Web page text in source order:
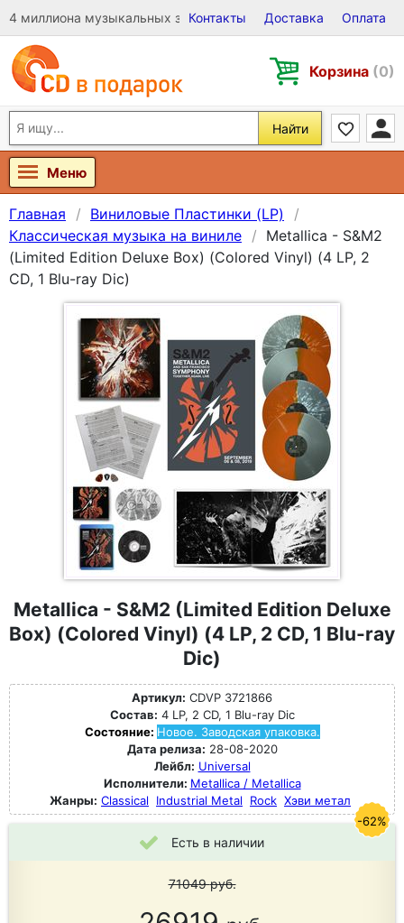
4 миллиона музыкальных записей на Виниле, CD и DVD
Контакты Доставка Оплата
Корзина (0)
Найти
Меню
Главная
Виниловые Пластинки (LP)
Классическая музыка на виниле
Metallica - S&M2
(Limited Edition Deluxe Box) (Colored Vinyl) (4 LP, 2
CD, 1 Blu-ray Dic)
Metallica - S&M2 (Limited Edition Deluxe
Box) (Colored Vinyl) (4 LP, 2 CD, 1 Blu-ray
Dic)
Артикул: CDVP 3721866
Состав: 4 LP, 2 CD, 1 Blu-ray Dic
Состояние: Новое. Заводская упаковка.
Дата релиза: 28-08-2020
Лейбл: Universal
Исполнители: Metallica / Metallica
Жанры: Classical Industrial Metal Rock Хэви метал
Есть в наличии
71049руб.
-62%